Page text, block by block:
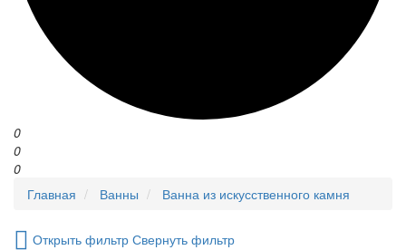
0
0
0
Главная
Ванны Ванна из искусственного камня
Открыть фильтр Свернуть фильтр